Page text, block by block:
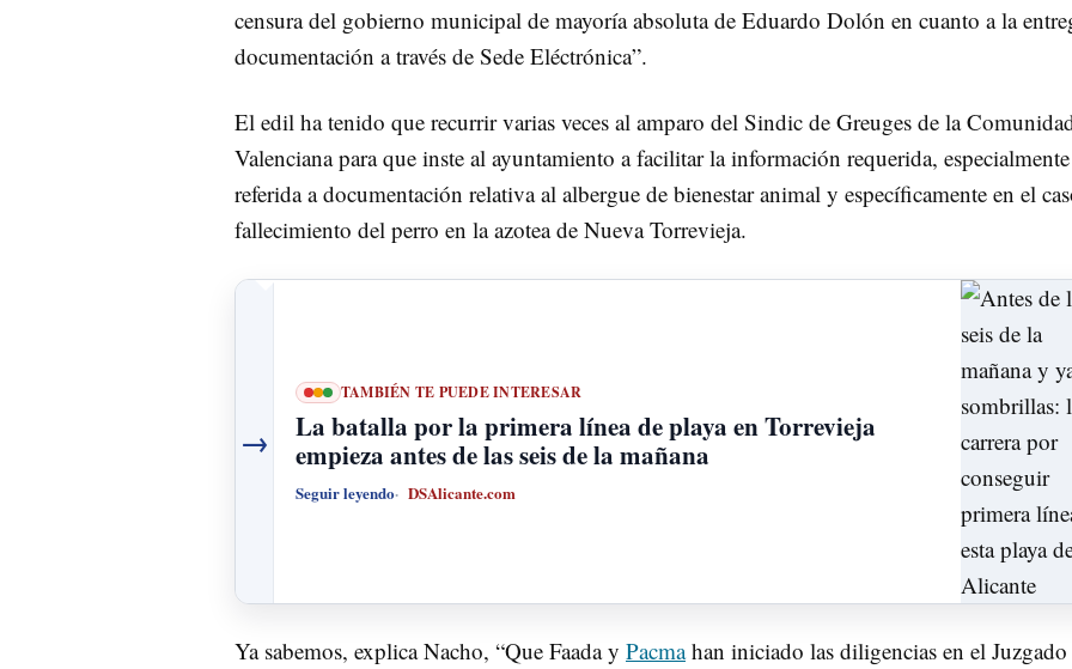
censura del gobierno municipal de mayoría absoluta de Eduardo Dolón en cuanto a la
documentación a través de Sede Eléctrónica”.
El edil ha tenido que recurrir varias veces al amparo del Sindic de Greuges de la
Valenciana para que inste al ayuntamiento a facilitar la información requerida,
referida a documentación relativa al albergue de bienestar animal y específicamente en el
fallecimiento del perro en la azotea de Nueva Torrevieja.
→
TAMBIÉN TE PUEDE INTERESAR
La batalla por la primera línea de playa en Torrevieja
empieza antes de las seis de la mañana
Seguir leyendo DSAlicante.com
Ya sabemos, explica Nacho, “Que Faada y Pacmahan iniciado las diligencias en el Juzgado